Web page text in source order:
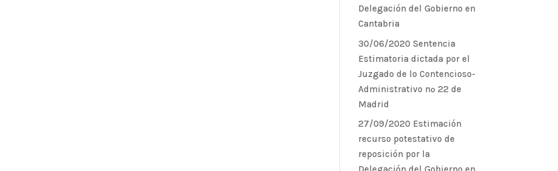
Delegación del Gobierno en
Cantabria
30/06/2020 Sentencia
Estimatoria dictada por el
Juzgado de lo Contencioso-
Administrativo nº 22 de
Madrid
27/09/2020 Estimación
recurso potestativo de
reposición por la